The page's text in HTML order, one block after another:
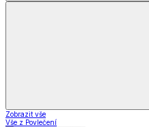
Zobrazit vše
Vše z Povlečení